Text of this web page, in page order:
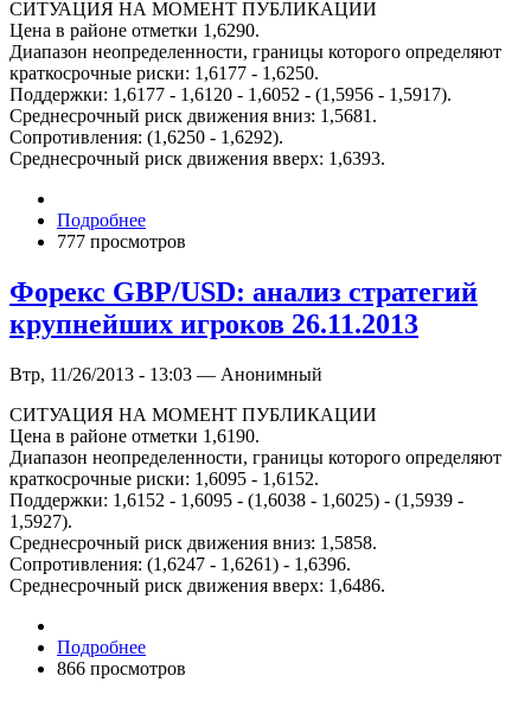
СИТУАЦИЯ НА МОМЕНТ ПУБЛИКАЦИИ
Цена в районе отметки 1,6290.
Диапазон неопределенности, границы которого определяют
краткосрочные риски: 1,6177 - 1,6250.
Поддержки: 1,6177 - 1,6120 - 1,6052 - (1,5956 - 1,5917).
Среднесрочный риск движения вниз: 1,5681.
Сопротивления: (1,6250 - 1,6292).
Среднесрочный риск движения вверх: 1,6393.
Подробнее
777 просмотров
Форекс GBP/USD: анализ стратегий
крупнейших игроков 26.11.2013
Втр, 11/26/2013 - 13:03 — Анонимный
СИТУАЦИЯ НА МОМЕНТ ПУБЛИКАЦИИ
Цена в районе отметки 1,6190.
Диапазон неопределенности, границы которого определяют
краткосрочные риски: 1,6095 - 1,6152.
Поддержки: 1,6152 - 1,6095 - (1,6038 - 1,6025) - (1,5939 -
1,5927).
Среднесрочный риск движения вниз: 1,5858.
Сопротивления: (1,6247 - 1,6261) - 1,6396.
Среднесрочный риск движения вверх: 1,6486.
Подробнее
866 просмотров